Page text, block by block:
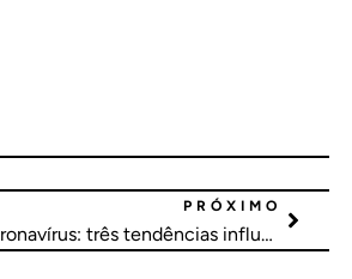
PRÓXIMO
Educação e coronavírus: três tendências influenciadas pela pandemia